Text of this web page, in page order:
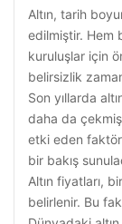
Altın, tarih
edilmiştir. Hem
kuruluşlar için
belirsizlik
Son yıllarda
daha da
etki eden
bir bakış
Altın fiyatları,
belirlenir. Bu